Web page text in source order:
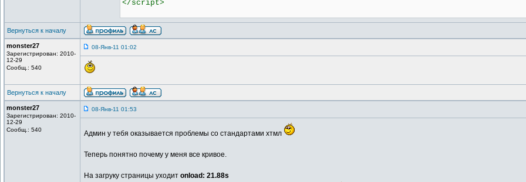
</script>
Вернуться к началу
monster27
Зарегистрирован: 2010-
12-29
Сообщ.: 540
08-Янв-11 01:02
Вернуться к началу
monster27
Зарегистрирован: 2010-
12-29
Сообщ.: 540
08-Янв-11 01:53
Админ у тебя оказывается проблемы со стандартами хтмл
Теперь понятно почему у меня все кривое.
На загруку страницы уходит onload: 21.88s